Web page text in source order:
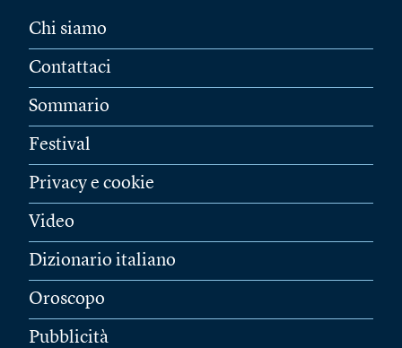
Chi siamo
Contattaci
Sommario
Festival
Privacy e cookie
Video
Dizionario italiano
Oroscopo
Pubblicità